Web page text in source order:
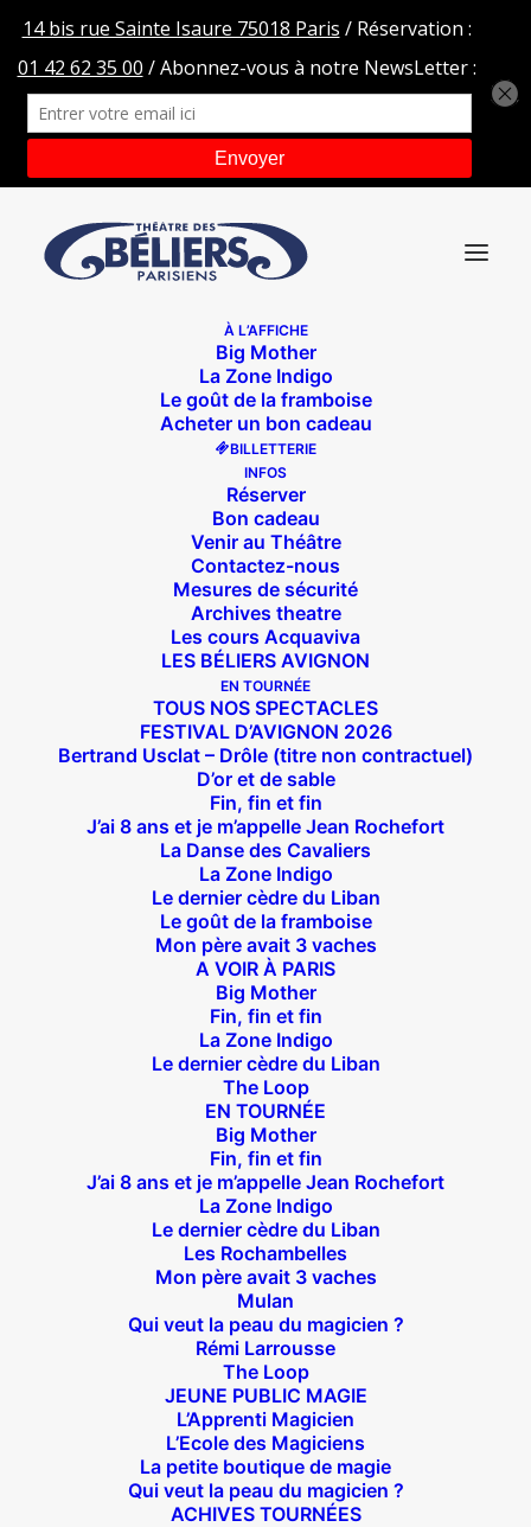
À L’AFFICHE
Big Mother
La Zone Indigo
Le goût de la framboise
Acheter un bon cadeau
BILLETTERIE
INFOS
Réserver
Bon cadeau
Venir au Théâtre
Contactez-nous
Mesures de sécurité
Archives theatre
Les cours Acquaviva
LES BÉLIERS AVIGNON
EN TOURNÉE
TOUS NOS SPECTACLES
FESTIVAL D’AVIGNON 2026
Bertrand Usclat – Drôle (titre non contractuel)
D’or et de sable
Fin, fin et fin
J’ai 8 ans et je m’appelle Jean Rochefort
La Danse des Cavaliers
La Zone Indigo
Le dernier cèdre du Liban
Le goût de la framboise
Mon père avait 3 vaches
A VOIR À PARIS
Big Mother
Fin, fin et fin
La Zone Indigo
Le dernier cèdre du Liban
The Loop
EN TOURNÉE
Big Mother
Fin, fin et fin
J’ai 8 ans et je m’appelle Jean Rochefort
La Zone Indigo
Le dernier cèdre du Liban
Les Rochambelles
Mon père avait 3 vaches
Mulan
Qui veut la peau du magicien ?
Rémi Larrousse
The Loop
JEUNE PUBLIC MAGIE
L’Apprenti Magicien
L’Ecole des Magiciens
La petite boutique de magie
Qui veut la peau du magicien ?
ACHIVES TOURNÉES
FOND-GIRAFE
Une sombre histoire de girafe FOND-GIRAFE
Suivez nous !
Théâtre des Béliers Parisiens
14 bis rue Sainte Isaure 75018 Paris
Joffrin / Simplon – Loc :
À l’affiche
Big Mother
La Zone Indigo